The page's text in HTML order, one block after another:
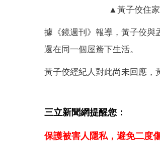
▲黃子佼住家
據《鏡週刊》報導，黃子佼與
還在同一個屋簷下生活。
黃子佼經紀人對此尚未回應，
三立新聞網提醒您：
保護被害人隱私，避免二度